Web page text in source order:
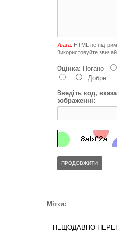
Увага: HTML не
Використовуйте
Оцінка: Погано
Добре
Введіть код,
зображенні:
ПРОДОВЖИТИ
Мітки:
НЕЩОДАВНО